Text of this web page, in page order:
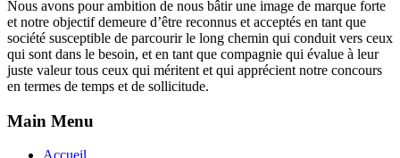
Nous avons pour ambition de nous bâtir une image de marque forte
et notre objectif demeure d’être reconnus et acceptés en tant que
société susceptible de parcourir le long chemin qui conduit vers ceux
qui sont dans le besoin, et en tant que compagnie qui évalue à leur
juste valeur tous ceux qui méritent et qui apprécient notre concours
en termes de temps et de sollicitude.
Main Menu